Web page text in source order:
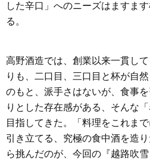
した辛口」へのニーズはますま
る。
高野酒造では、創業以来一貫し
りも、二口目、三口目と杯が自
のもと、派手さはないが、食事
りとした存在感がある、そんな
目指してきた。「料理をこれま
引き立てる、究極の食中酒を造
ら挑んだのが、今回の『越路吹雪